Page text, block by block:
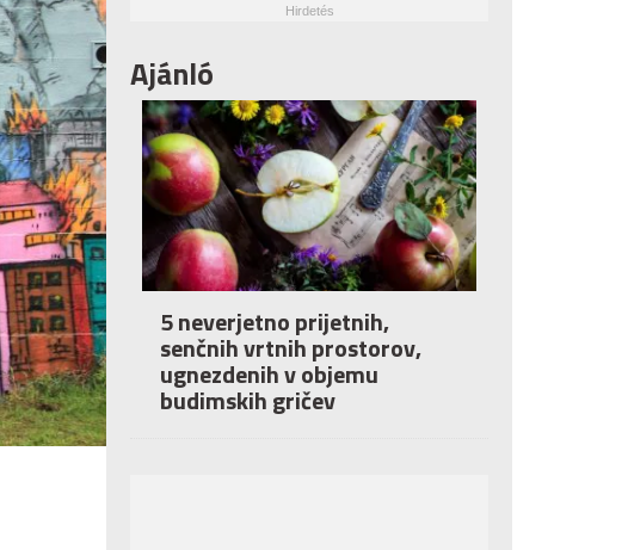
Ajánló
5 neverjetno prijetnih,
senčnih vrtnih prostorov,
ugnezdenih v objemu
budimskih gričev